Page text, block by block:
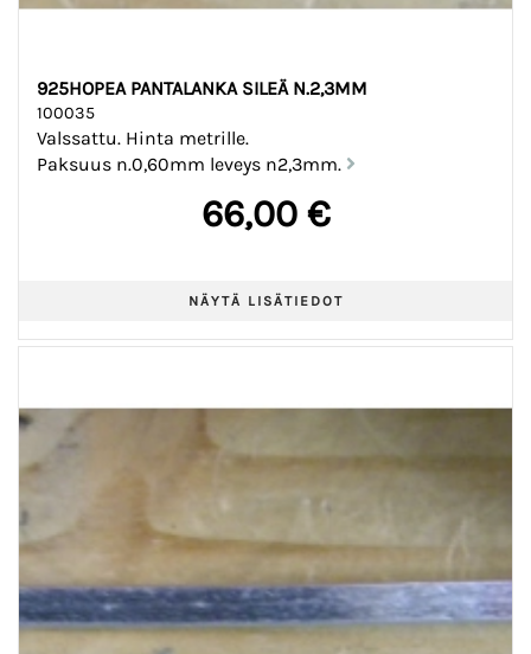
925HOPEA PANTALANKA SILEÄ N.2,3MM
100035
Valssattu. Hinta metrille.
Paksuus n.0,60mm leveys n2,3mm.
66,00 €